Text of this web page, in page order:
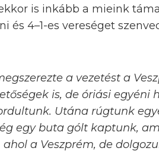
is inkább a mieink
és 4–1-es vereséget
a vezetést a
is, de óriási
Utána rúgtunk
egy buta gólt kaptunk,
a Veszprém, de